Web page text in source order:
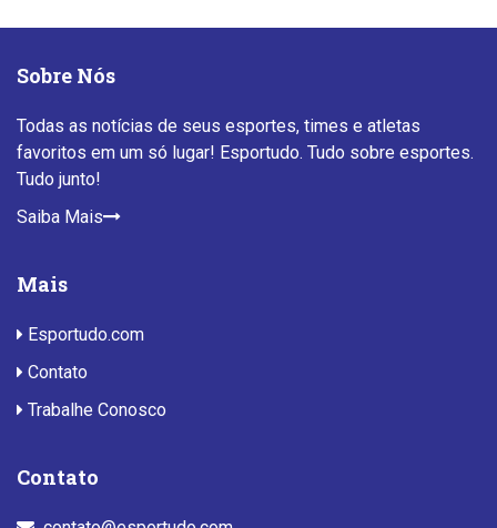
Sobre Nós
Todas as notícias de seus esportes, times e atletas
favoritos em um só lugar! Esportudo. Tudo sobre esportes.
Tudo junto!
Saiba Mais
Mais
Esportudo.com
Contato
Trabalhe Conosco
Contato